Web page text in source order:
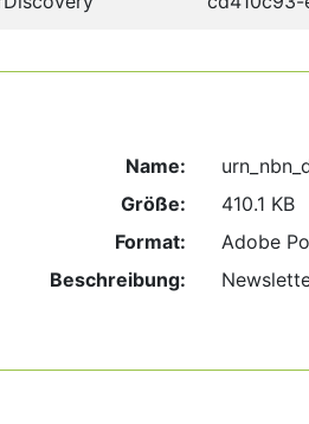
Name:
Größe:
410.1 KB
Format:
Adobe
Beschreibung: